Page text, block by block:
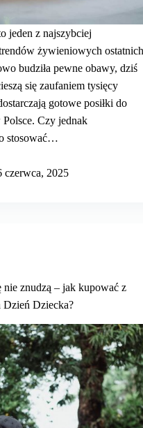
jeden z najszybciej
żywieniowych ostatnich
budziła pewne obawy, dziś
się zaufaniem tysięcy
gotowe posiłki do
Czy jednak
stosować…
czerwca, 2025
nie znudzą – jak kupować z
Dzień Dziecka?